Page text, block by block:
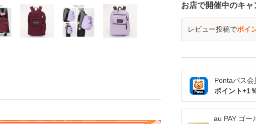
お店で開催中のキャ
レビュー投稿でポイ
Pontaパス会
ポイント+1
au PAY ゴー